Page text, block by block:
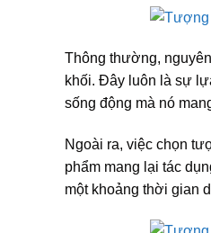
Thông thường,
khối. Đây luôn là sự
sống động mà nó
Ngoài ra, việc chọn
phẩm mang lại tác
một khoảng thời gian